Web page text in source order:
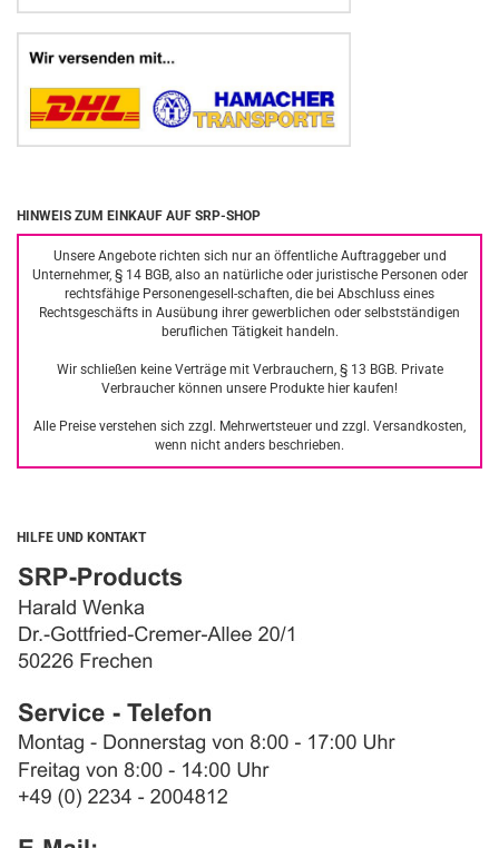
HINWEIS ZUM EINKAUF AUF SRP-SHOP
Unsere Angebote richten sich nur an öffentliche Auftraggeber und
Unternehmer, § 14 BGB, also an natürliche oder juristische Personen oder
rechtsfähige Personengesell-schaften, die bei Abschluss eines
Rechtsgeschäfts in Ausübung ihrer gewerblichen oder selbstständigen
beruflichen Tätigkeit handeln.
Wir schließen keine Verträge mit Verbrauchern, § 13 BGB. Private
Verbraucher können unsere Produkte hier kaufen!
Alle Preise verstehen sich zzgl. Mehrwertsteuer und zzgl. Versandkosten,
wenn nicht anders beschrieben.
HILFE UND KONTAKT